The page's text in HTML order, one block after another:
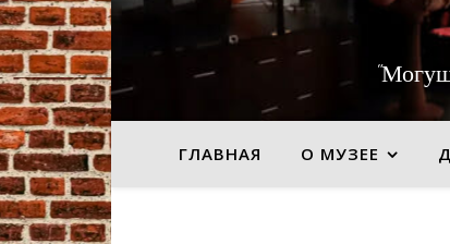
ГЛАВНАЯ О МУЗЕЕ